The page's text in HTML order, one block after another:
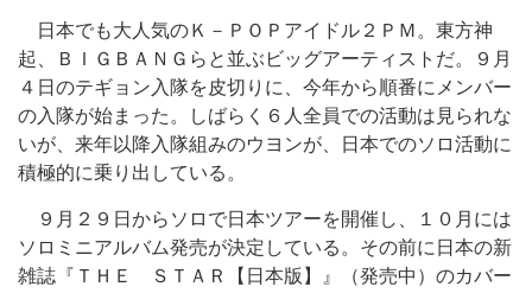
日本でも大人気のＫ－ＰＯＰアイドル２ＰＭ。東方神
起、ＢＩＧＢＡＮＧらと並ぶビッグアーティストだ。９月
４日のテギョン入隊を皮切りに、今年から順番にメンバー
の入隊が始まった。しばらく６人全員での活動は見られな
いが、来年以降入隊組みのウヨンが、日本でのソロ活動に
積極的に乗り出している。
９月２９日からソロで日本ツアーを開催し、１０月には
ソロミニアルバム発売が決定している。その前に日本の新
雑誌『ＴＨＥ ＳＴＡＲ【日本版】』（発売中）のカバー